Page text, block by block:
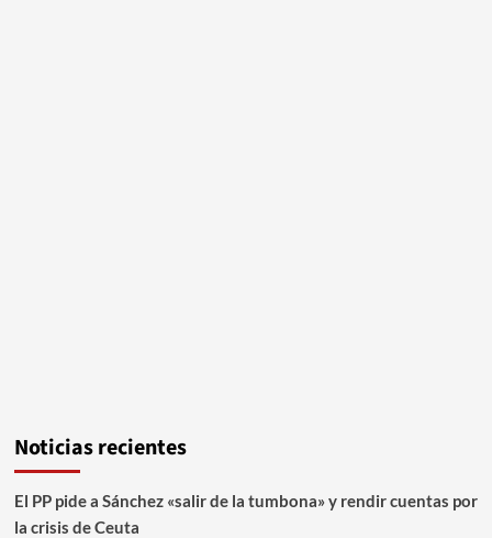
Noticias recientes
El PP pide a Sánchez «salir de la tumbona» y rendir cuentas por
la crisis de Ceuta